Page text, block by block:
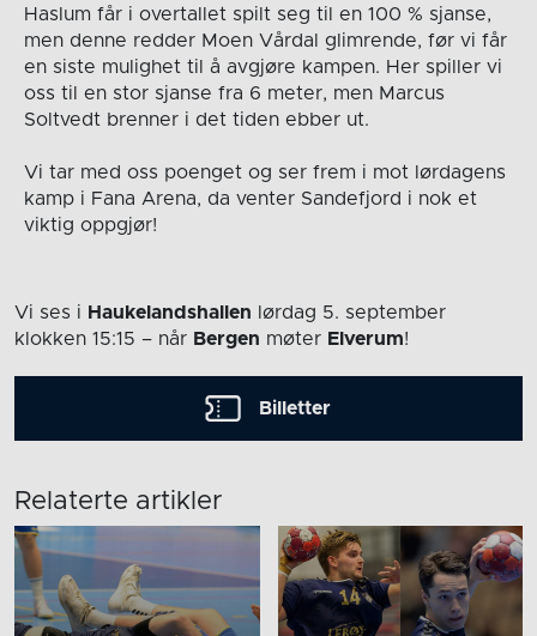
Haslum får i overtallet spilt seg til en 100 % sjanse,
men denne redder Moen Vårdal glimrende, før vi får
en siste mulighet til å avgjøre kampen. Her spiller vi
oss til en stor sjanse fra 6 meter, men Marcus
Soltvedt brenner i det tiden ebber ut.
Vi tar med oss poenget og ser frem i mot lørdagens
kamp i Fana Arena, da venter Sandefjord i nok et
viktig oppgjør!
Vi ses i Haukelandshallen lørdag 5. september
klokken 15:15 – når Bergen møter Elverum!
Billetter
Relaterte artikler